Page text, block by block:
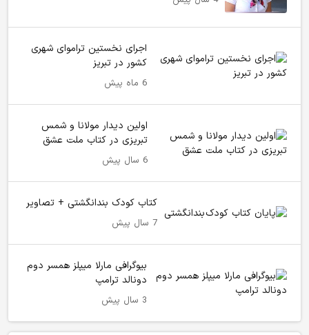
اجرای نخستین تراموای شهری
کشور در تبریز
6 ماه پیش
اولین دیدار مولانا و شمس
تبریزی در کتاب ملت عشق
6 سال پیش
کتاب کودک بندانگشتی + تصاویر
7 سال پیش
بیوگرافی مارلا میپلز همسر دوم
دونالد ترامپ
3 سال پیش